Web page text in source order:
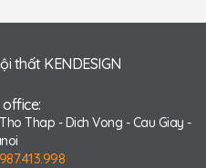
thất KENDESIGN
Thap - Dich Vong - Cau Giay -